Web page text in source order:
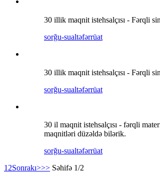
30 illik maqnit istehsalçısı - Fərqli
sorğu-sualtəfərrüat
30 illik maqnit istehsalçısı - Fərqli
sorğu-sualtəfərrüat
30 il maqnit istehsalçısı - fərqli
maqnitləri düzəldə bilərik.
sorğu-sualtəfərrüat
12Sonrakı>>> Səhifə 1/2